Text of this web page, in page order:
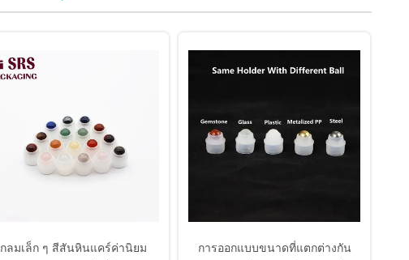
กลมเล็ก ๆ สีสันหินแคร์ค่านิยม
การออกแบบขนาดที่แตกต่างกัน